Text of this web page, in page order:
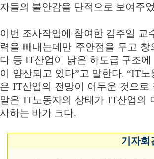
자들의 불안감을 단적으로 보여주
이번 조사작업에 참여한 김주일 교
력을 빼내는데만 주안점을 두고
다 등 IT산업이 낡은 하도급 구조
이 양산되고 있다”고 말한다. “IT
은 IT산업의 전망이 어두운 것으로
말은 IT노동자의 상태가 IT산업의
사하는 바가 크다.
기자회